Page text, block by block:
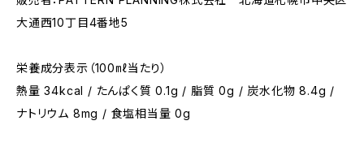
大通西10丁目4番地5
栄養成分表示（100㎖当たり）
熱量 34kcal / たんぱく質 0.1g / 脂質 0g / 炭水化物 8.4g /
ナトリウム 8mg / 食塩相当量 0g